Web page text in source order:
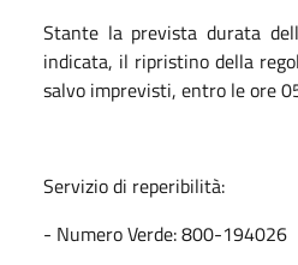
Stante la prevista durata
indicata, il ripristino della
salvo imprevisti, entro le ore
Servizio di reperibilità:
- Numero Verde: 800-194026